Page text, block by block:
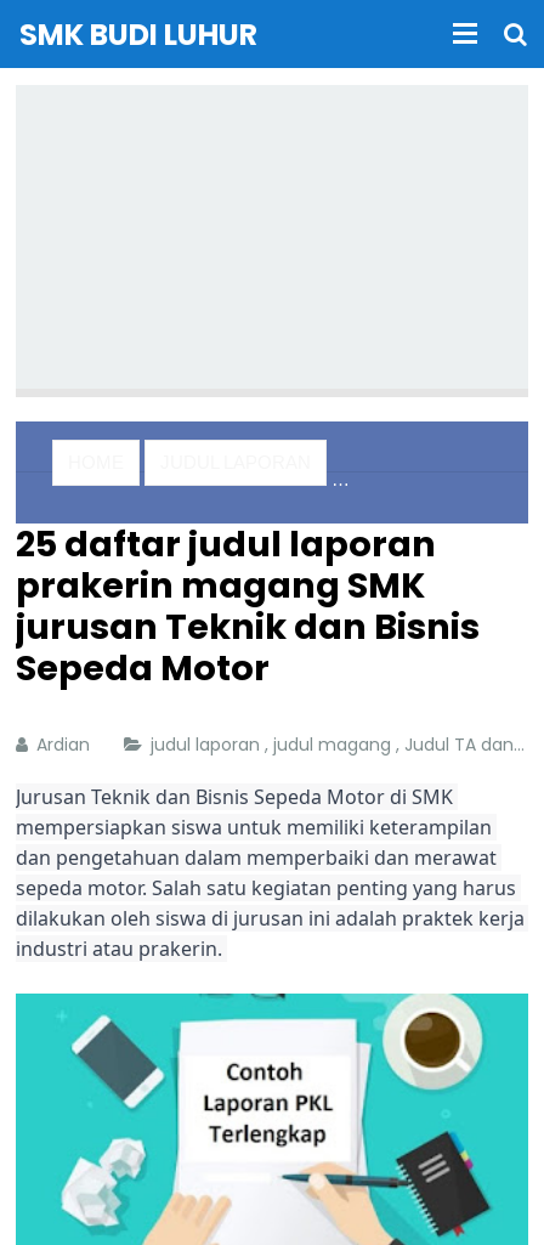
SMK BUDI LUHUR
25 daftar judul laporan
prakerin magang SMK
jurusan Teknik dan Bisnis
Sepeda Motor
Ardian judul laporan,judul magang, Judul TA dan Prakerin
Jurusan Teknik dan Bisnis Sepeda Motor di SMK
mempersiapkan siswa untuk memiliki keterampilan
dan pengetahuan dalam memperbaiki dan merawat
sepeda motor. Salah satu kegiatan penting yang harus
dilakukan oleh siswa di jurusan ini adalah praktek kerja
industri atau prakerin.